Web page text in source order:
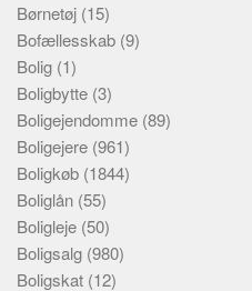
Børnetøj (15)
Bofællesskab (9)
Bolig (1)
Boligbytte (3)
Boligejendomme (89)
Boligejere (961)
Boligkøb (1844)
Boliglån (55)
Boligleje (50)
Boligsalg (980)
Boligskat (12)